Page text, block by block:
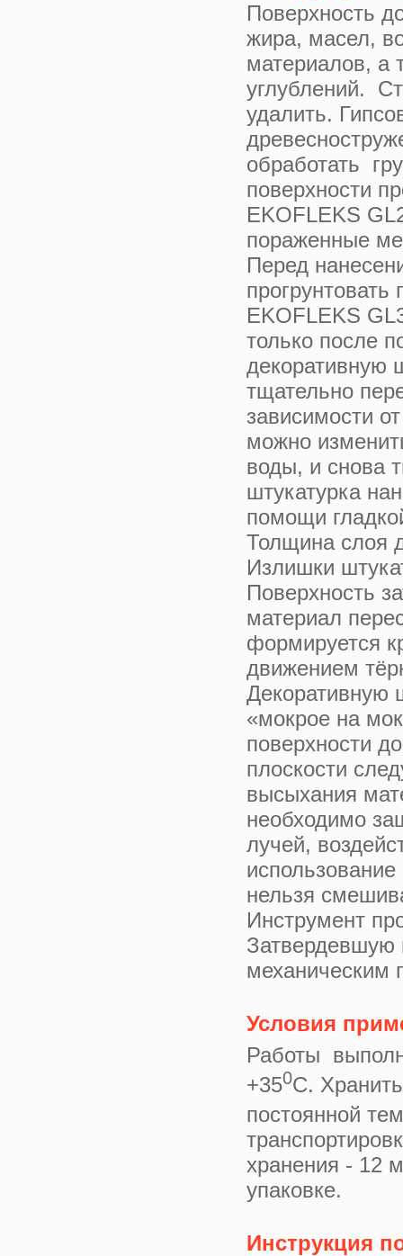
Поверхность
жира, масел,
материалов, а
углублений.
удалить.
обработать
поверхности
EKOFLEKS
пораженные
Перед
прогрунтовать
EKOFLEKS
только после
декоративную
тщательно
зависимости
можно
воды, и снова
штукатурка
помощи
Толщина слоя
Излишки
Поверхность
материал
формируется
движением
Декоративную
«мокрое на
поверхности
плоскости
высыхания
необходимо
лучей,
нельзя
Инструмент
Затвердевшую
механическим
Условия
Работы
+350С.
постоянной
хранения - 12
упаковке.
Инструкция